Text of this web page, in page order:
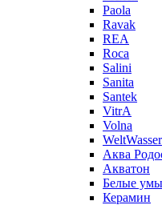
Paola
Ravak
REA
Roca
Salini
Sanita
Santek
VitrA
Volna
WeltWasser
Аква
Акватон
Белые
Керамин